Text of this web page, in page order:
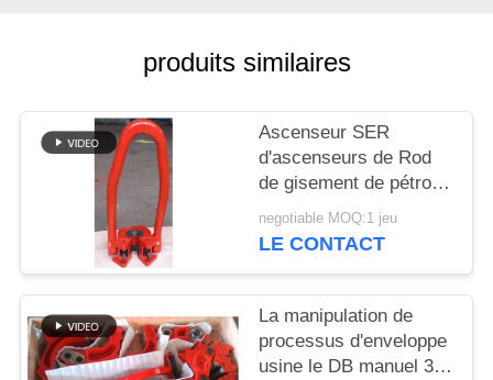
PRIVACY
POLICY
produits similaires
Ascenseur SER
d'ascenseurs de Rod
de gisement de pétrole
d'acier allié/Rod de
surgeon 20/25 tonne
negotiable MOQ:1 jeu
LE CONTACT
La manipulation de
processus d'enveloppe
usine le DB manuel 3